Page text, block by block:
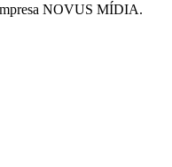
NOVUS MÍDIA.